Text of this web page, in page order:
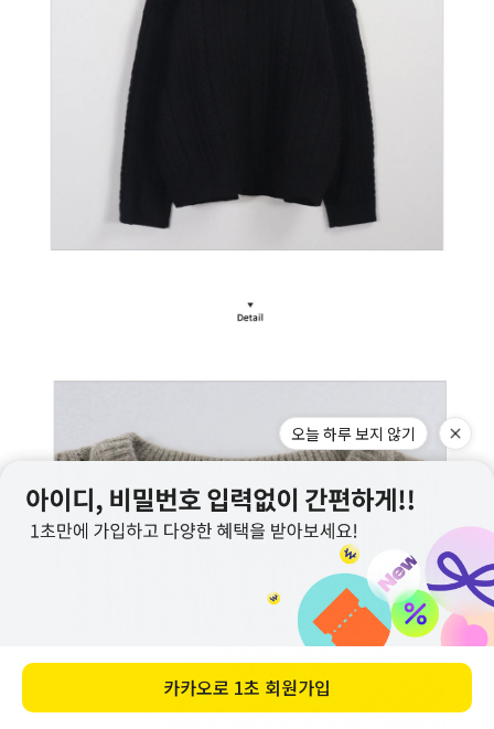
오늘 하루 보지 않기
카카오로 1초 회원가입